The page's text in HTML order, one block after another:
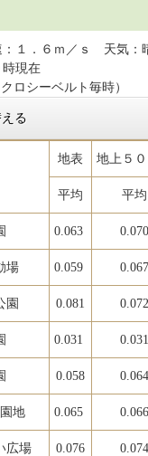
：１．６ｍ／ｓ 天気：
時現在
ロシーベルト毎時）
る
地表
地上５
平均
平均
0.063 0.070
場 0.059 0.067
園 0.081 0.072
0.031 0.031
0.058 0.064
地 0.065 0.066
広場 0.076 0.074